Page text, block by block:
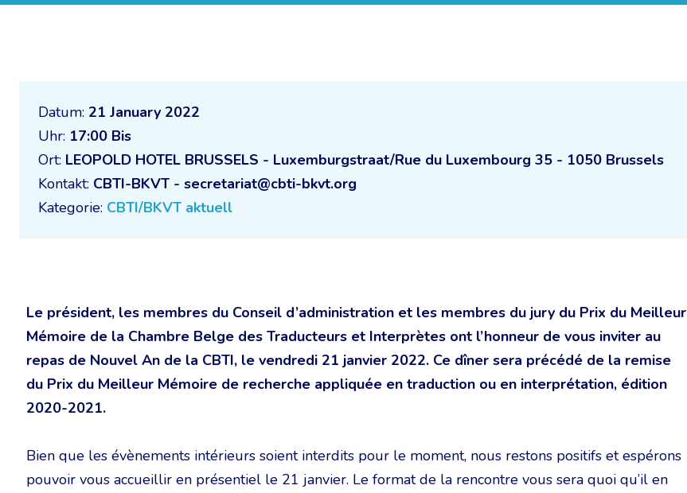
Datum: 21 January 2022
Uhr: 17:00 Bis
Ort: LEOPOLD HOTEL BRUSSELS - Luxemburgstraat/Rue du Luxembourg 35 - 1050 Brussels
Kontakt: CBTI-BKVT - secretariat@cbti-bkvt.org
Kategorie: CBTI/BKVT aktuell
Le président, les membres du Conseil d’administration et les membres du jury du Prix du Meilleur
Mémoire de la Chambre Belge des Traducteurs et Interprètes ont l’honneur de vous inviter au
repas de Nouvel An de la CBTI, le vendredi 21 janvier 2022. Ce dîner sera précédé de la remise
du Prix du Meilleur Mémoire de recherche appliquée en traduction ou en interprétation, édition
2020-2021.
Bien que les évènements intérieurs soient interdits pour le moment, nous restons positifs et espérons
pouvoir vous accueillir en présentiel le 21 janvier. Le format de la rencontre vous sera quoi qu’il en